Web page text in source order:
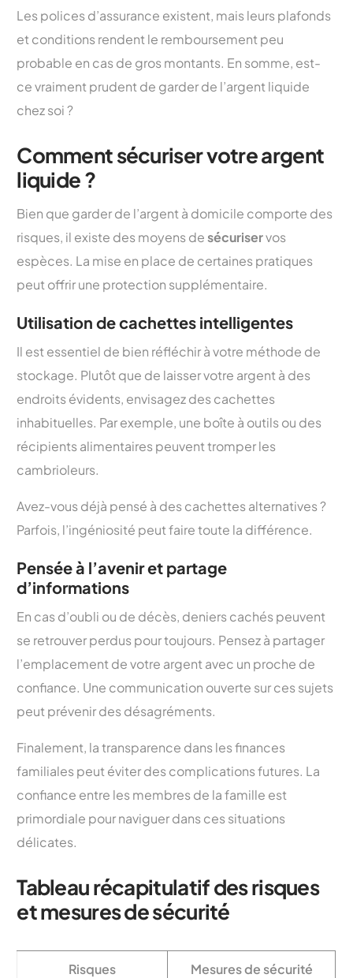
Les polices d’assurance existent, mais leurs plafonds
et conditions rendent le remboursement peu
probable en cas de gros montants. En somme, est-
ce vraiment prudent de garder de l’argent liquide
chez soi ?
Comment sécuriser votre argent
liquide ?
Bien que garder de l’argent à domicile comporte des
risques, il existe des moyens desécuriservos
espèces. La mise en place de certaines pratiques
peut offrir une protection supplémentaire.
Utilisation de cachettes intelligentes
Il est essentiel de bien réfléchir à votre méthode de
stockage. Plutôt que de laisser votre argent à des
endroits évidents, envisagez des cachettes
inhabituelles. Par exemple, une boîte à outils ou des
récipients alimentaires peuvent tromper les
cambrioleurs.
Avez-vous déjà pensé à des cachettes alternatives ?
Parfois, l’ingéniosité peut faire toute la différence.
Pensée à l’avenir et partage
d’informations
En cas d’oubli ou de décès, deniers cachés peuvent
se retrouver perdus pour toujours. Pensez à partager
l’emplacement de votre argent avec un proche de
confiance. Une communication ouverte sur ces sujets
peut prévenir des désagréments.
Finalement, la transparence dans les finances
familiales peut éviter des complications futures. La
confiance entre les membres de la famille est
primordiale pour naviguer dans ces situations
délicates.
Tableau récapitulatif des risques
et mesures de sécurité
Risques Mesures de sécurité